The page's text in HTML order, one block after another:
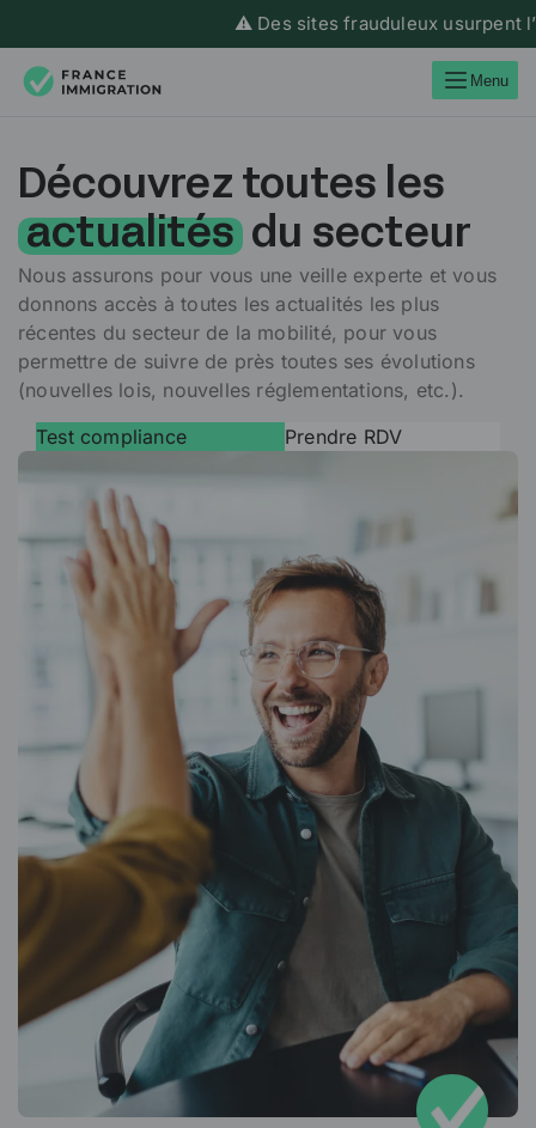
⚠️ Des sites frauduleux usurpent
Menu
Découvrez toutes les
actualités du secteur
Nous assurons pour vous une veille experte et vous
donnons accès à toutes les actualités les plus
récentes du secteur de la mobilité, pour vous
permettre de suivre de près toutes ses évolutions
(nouvelles lois, nouvelles réglementations, etc.).
Test compliance
Prendre RDV